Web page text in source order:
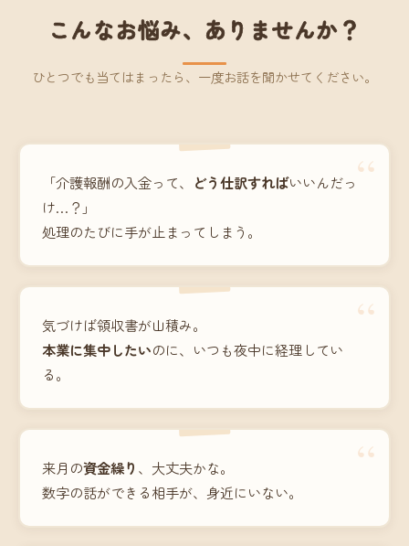
こんなお悩み、ありませんか？
ひとつでも当てはまったら、一度お話を聞かせてください。
“
「介護報酬の入金って、 どう仕訳すればいいんだっ
け…？」
処理のたびに手が止まってしまう。
“
気づけば領収書が山積み。
本業に集中したいのに、いつも夜中に経理してい
る。
“
来月の資金繰り 、大丈夫かな。
数字の話ができる相手が、身近にいない。